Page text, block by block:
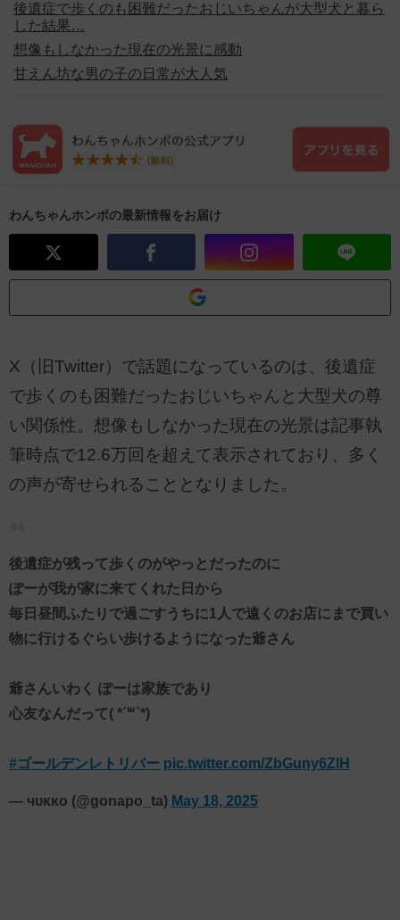
後遺症で歩くのも困難だったおじいちゃんが大型犬と暮ら
した結果…
想像もしなかった現在の光景に感動
甘えん坊な男の子の日常が大人気
わんちゃんホンポの最新情報をお届け
X（旧Twitter）で話題になっているのは、後遺症
で歩くのも困難だったおじいちゃんと大型犬の尊
い関係性。想像もしなかった現在の光景は記事執
筆時点で12.6万回を超えて表示されており、多く
の声が寄せられることとなりました。
後遺症が残って歩くのがやっとだったのに
ぽーが我が家に来てくれた日から
毎日昼間ふたりで過ごすうちに1人で遠くのお店にまで買い
物に行けるぐらい歩けるようになった爺さん
爺さんいわく ぽーは家族であり
心友なんだって( *´꒳`*)
#ゴールデンレトリバー pic.twitter.com/ZbGuny6ZlH
— чυκκо (@gonapo_ta) May 18, 2025